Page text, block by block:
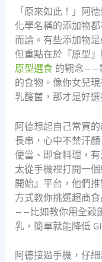
「原來如此！」阿
化學名稱的添加物
而論。有些添加物
但重點在於『原型
原型選食的觀念——
的食物。像你女兒
乳酸菌，那才是好選
阿德想起自己常買
長串，心中不禁汗
便當、即食料理，
太從手機裡打開一
開始』平台，他們推
方式教你挑選超商
——比如教你用全穀
乳，簡單就能降低 GI
阿德接過手機，仔